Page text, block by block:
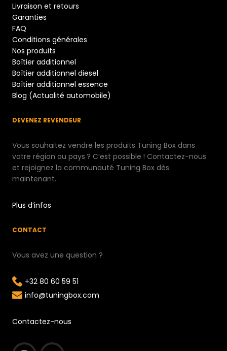
Livraison et retours
Garanties
FAQ
Conditions générales
Nos produits
Boîtier additionnel
Boîtier additionnel diesel
Boîtier additionnel essence
Blog (Actualité automobile)
DEVENEZ REVENDEUR
Vous souhaitez vendre les produits Tuning Box dans
votre région ou pays ? C’est possible ! Contactez-nous
et rejoignez la communauté Tuning Box dès
maintenant.
Plus d’infos
CONTACT
Vous avez une question ?
+32 80 60 59 51
info@tuningbox.com
Contactez-nous